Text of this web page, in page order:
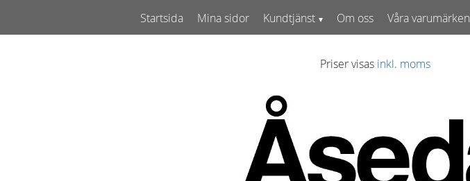
Priser visas inkl. moms
Startsida Mina sidor Kundtjänst Om oss Våra varumärken